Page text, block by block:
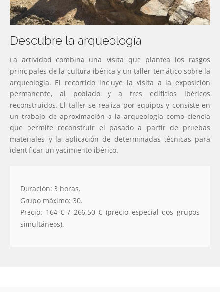
Descubre la arqueología
La actividad combina una visita que plantea los rasgos
principales de la cultura ibérica y un taller temático sobre la
arqueología. El recorrido incluye la visita a la exposición
permanente, al poblado y a tres edificios ibéricos
reconstruidos. El taller se realiza por equipos y consiste en
un trabajo de aproximación a la arqueología como ciencia
que permite reconstruir el pasado a partir de pruebas
materiales y la aplicación de determinadas técnicas para
identificar un yacimiento ibérico.
Duración: 3 horas.
Grupo máximo: 30.
Precio: 164 € / 266,50 € (precio especial dos grupos
simultáneos).